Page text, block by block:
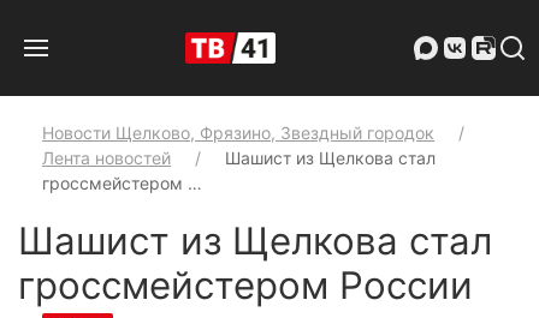
Новости Щелково, Фрязино, Звездный городок
Лента новостей
Шашист из Щелкова стал
гроссмейстером …
Шашист из Щелкова стал
гроссмейстером России